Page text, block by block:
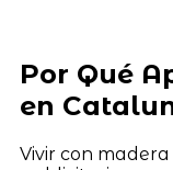
Por Qué
en
Vivir con